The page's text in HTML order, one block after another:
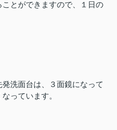
とができますので、１日の
洗面台は、３面鏡になって
っています。